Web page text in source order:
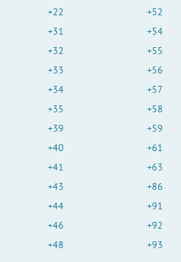
+22
+31
+32
+33
+34
+35
+39
+40
+41
+43
+44
+46
+48
+52
+54
+55
+56
+57
+58
+59
+61
+63
+86
+91
+92
+93